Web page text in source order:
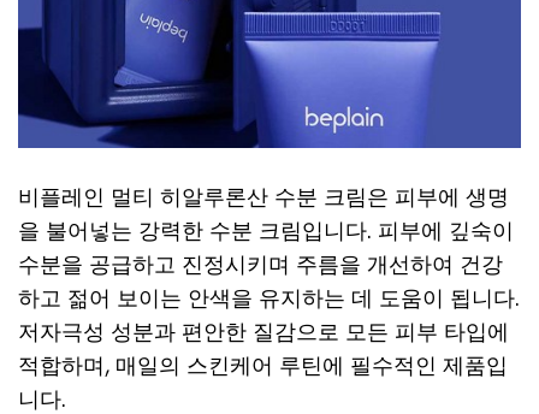
비플레인 멀티 히알루론산 수분 크림은 피부에 생명
을 불어넣는 강력한 수분 크림입니다. 피부에 깊숙이
수분을 공급하고 진정시키며 주름을 개선하여 건강
하고 젊어 보이는 안색을 유지하는 데 도움이 됩니다.
저자극성 성분과 편안한 질감으로 모든 피부 타입에
적합하며, 매일의 스킨케어 루틴에 필수적인 제품입
니다.